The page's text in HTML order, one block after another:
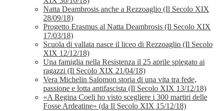
Natta Deambrosis anche a Rezzoaglio (Il Secolo XIX
28/09/18)
Progetto Erasmus al Natta Deambrosis (Il Secolo XIX
17/03/18)
Scuola di vallata nasce il liceo di Rezzoaglio (Il Secolo
XIX 12/12/18)
Una famiglia nella Resistenza il 25 aprile spiegato ai
ragazzi (Il Secolo XIX 21/04/18)
Vera Michelin Salomon storia di una vita tra fede,
passione e lotta antifascista (Il Secolo XIX 13/12/18)
«A Regina Coeli ho visto scegliere i 300 martiri delle
Fosse Ardeatine» (da Il Secolo XIX 15/12/18)